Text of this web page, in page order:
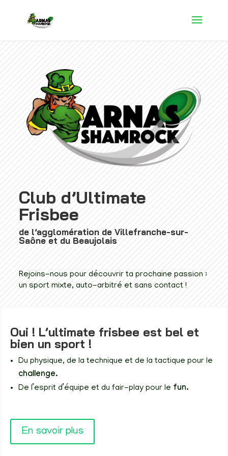
Club d’Ultimate
Frisbee
de l’agglomération de Villefranche-sur-
Saône et du Beaujolais
Rejoins-nous pour découvrir ta prochaine passion :
un sport mixte, auto-arbitré et sans contact !
Oui ! L’ultimate frisbee est bel et
bien un sport !
Du physique, de la technique et de la tactique pour le
challenge.
De l’esprit d’équipe et du fair-play pour le fun.
En savoir plus